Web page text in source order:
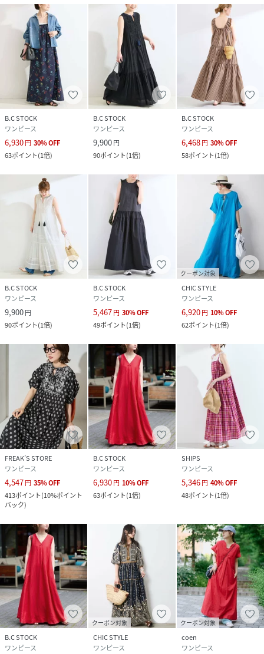
サイズ
クリーニング 本体:手洗い可能
品番
RW4874_26040700690020
26040700690020-060-009 RW4874)
B.C STOCK
ワンピース
6,930円 30%OFF
63ポイント(1倍)
B.C STOCK
ワンピース
9,900円
90ポイント(1倍)
B.C STOCK
ワンピース
6,468円 30%OFF
58ポイント(1倍)
B.C STOCK
ワンピース
9,900円
90ポイント(1倍)
B.C STOCK
ワンピース
5,467円 30%OFF
49ポイント(1倍)
クーポン対象
CHIC STYLE
ワンピース
6,920円 10%OFF
62ポイント(1倍)
FREAK’S STORE
ワンピース
4,547円 35%OFF
413ポイント(10%ポイント
バック)
B.C STOCK
ワンピース
6,930円 10%OFF
63ポイント(1倍)
SHIPS
ワンピース
5,346円 40%OFF
48ポイント(1倍)
B.C STOCK
ワンピース
クーポン対象
CHIC STYLE
ワンピース
クーポン対象
coen
ワンピース